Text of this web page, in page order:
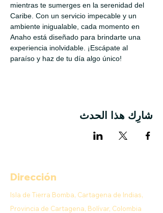
mientras te sumerges en la serenidad del
Caribe. Con un servicio impecable y un
ambiente inigualable, cada momento en
Anaho está diseñado para brindarte una
experiencia inolvidable. ¡Escápate al
paraíso y haz de tu día algo único!
شارِك هذا الحدث
Dirección
Isla de Tierra Bomba, Cartagena de Indias,
Provincia de Cartagena, Bolívar, Colombia